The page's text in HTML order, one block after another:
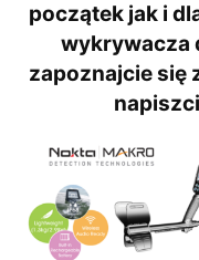
początek jak i
wykrywacza
zapoznajcie się